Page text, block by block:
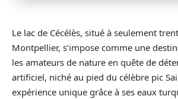
Le lac de Cécélès, situé à seulement
Montpellier, s’impose comme une
les amateurs de nature en quête de
artificiel, niché au pied du célèbre pic
expérience unique grâce à ses eaux